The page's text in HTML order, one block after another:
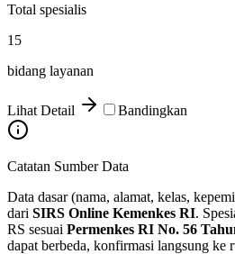
Total spesialis
15
bidang layanan
Lihat Detail Bandingkan
Catatan Sumber Data
Data dasar (nama, alamat, kelas,
dari SIRS Online Kemenkes RI.
RS sesuai Permenkes RI No. 56
dapat berbeda, konfirmasi langsung ke